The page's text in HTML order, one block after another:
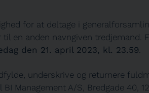
for at deltage i
en anden navngiven tredjemand.
den 21. april 2023, kl. 23.59.
underskrive og returnere
Management A/S, Bredgade 40,